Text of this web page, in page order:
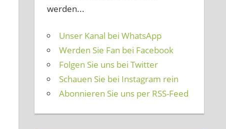
werden...
Unser Kanal bei WhatsApp
Werden Sie Fan bei Facebook
Folgen Sie uns bei Twitter
Schauen Sie bei Instagram rein
Abonnieren Sie uns per RSS-Feed